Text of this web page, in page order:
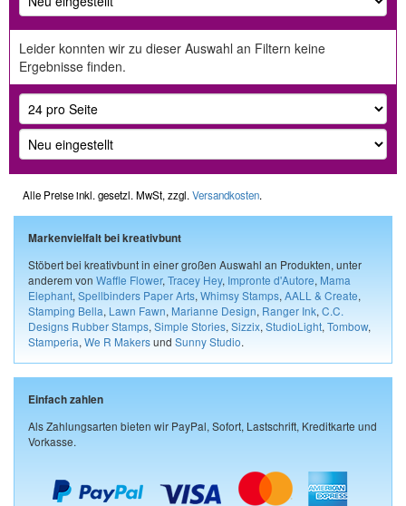
Leider konnten wir zu dieser Auswahl an Filtern keine
Ergebnisse finden.
Alle Preise inkl. gesetzl. MwSt, zzgl. Versandkosten.
Markenvielfalt bei kreativbunt
Stöbert bei kreativbunt in einer großen Auswahl an Produkten, unter
anderem von Waffle Flower, Tracey Hey, Impronte d'Autore, Mama
Elephant, Spellbinders Paper Arts, Whimsy Stamps, AALL & Create,
Stamping Bella, Lawn Fawn, Marianne Design, Ranger Ink, C.C.
Designs Rubber Stamps, Simple Stories, Sizzix, StudioLight, Tombow,
Stamperia, We R Makersund Sunny Studio.
Einfach zahlen
Als Zahlungsarten bieten wir PayPal, Sofort, Lastschrift, Kreditkarte und
Vorkasse.